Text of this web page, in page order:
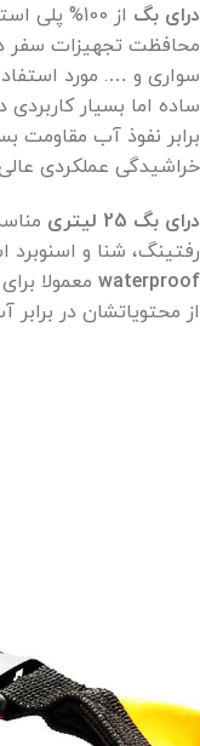
درای بگ
از 100%
محافظت تجهیزات سفر
سواری و …. مورد
ساده اما بسیار
برابر نفوذ آب مقاومت
خراشیدگی عملکردی
درای بگ 25 لیتری
رفتینگ، شنا و
waterproof معمولا
از محتویاتشان در